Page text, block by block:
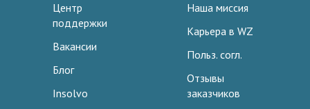
Центр
поддержки
Вакансии
Блог
Insolvo
Наша миссия
Карьера в WZ
Польз. согл.
Отзывы
заказчиков